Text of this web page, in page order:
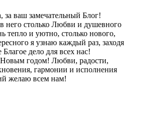
за ваш замечательный Блог!
него столько Любви и душевного
тепло и уютно, столько нового,
я узнаю каждый раз, заходя
дело для всех нас!
годом! Любви, радости,
гармонии и исполнения
желаю всем нам!